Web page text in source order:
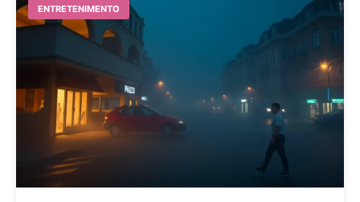
ENTRETENIMENTO